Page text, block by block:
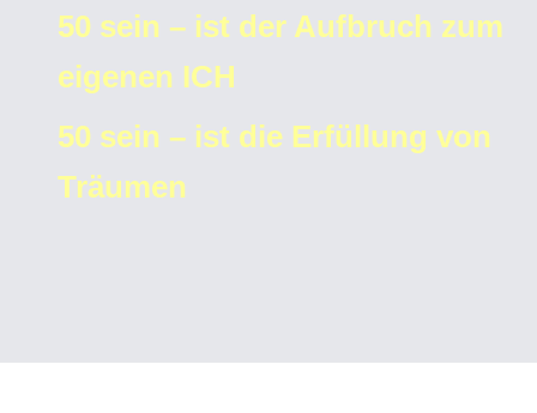
50 sein – ist der Aufbruch zum
eigenen ICH
50 sein – ist die Erfüllung von
Träumen